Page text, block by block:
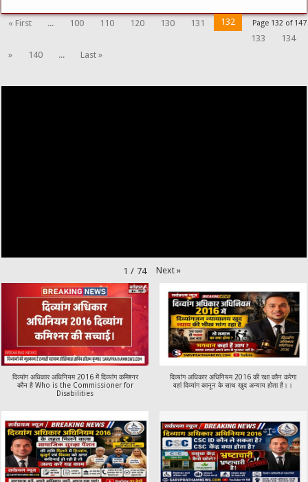
Page 132 of 147
« First ... 100 110 120 130 131
132
133
134
»
140 ... Last »
1 / 74 Next »
दिव्यांग अधिकार अधिनियम 2016 में दिव्यांग कमिश्नर
कौन है Who is the Commissioner for
Disabilities
दिव्यांग अधिकार अधिनियम 2016 की रक्षा कौन करेगा
वहां दिव्यांग कानून के साथ खुद अन्याय होता है।।